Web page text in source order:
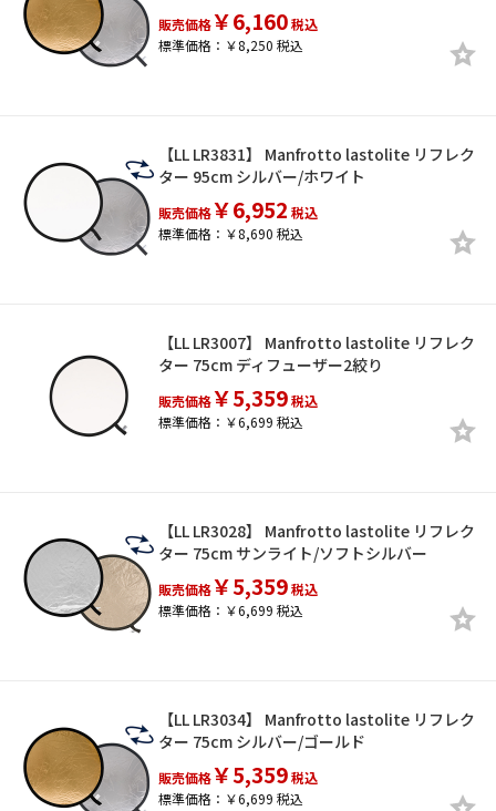
販売価格￥6,160税込
標準価格：￥8,250 税込
【LL LR3831】 Manfrotto lastolite リフレク
ター 95cm シルバー/ホワイト
販売価格￥6,952 税込
標準価格：￥8,690 税込
【LL LR3007】 Manfrotto lastolite リフレク
ター 75cm ディフューザー2絞り
販売価格￥5,359税込
標準価格：￥6,699 税込
【LL LR3028】 Manfrotto lastolite リフレク
ター 75cm サンライト/ソフトシルバー
販売価格￥5,359税込
標準価格：￥6,699 税込
【LL LR3034】 Manfrotto lastolite リフレク
ター 75cm シルバー/ゴールド
販売価格￥5,359税込
標準価格：￥6,699 税込